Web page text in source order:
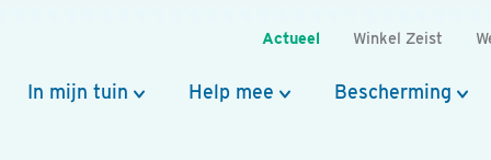
Actueel Winkel Zeist
In mijn tuin Help mee Bescherming